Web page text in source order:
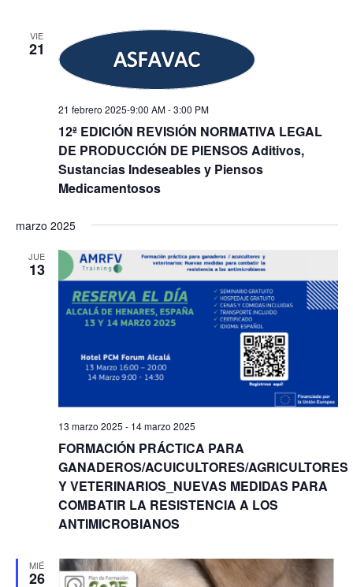
VIE
21
21 febrero 2025-9:00 AM-3:00 PM
12ª EDICIÓN REVISIÓN NORMATIVA LEGAL
DE PRODUCCIÓN DE PIENSOS Aditivos,
Sustancias Indeseables y Piensos
Medicamentosos
marzo 2025
JUE
13
13 marzo 2025 - 14 marzo 2025
FORMACIÓN PRÁCTICA PARA
GANADEROS/ACUICULTORES/AGRICULTORES
Y VETERINARIOS_NUEVAS MEDIDAS PARA
COMBATIR LA RESISTENCIA A LOS
ANTIMICROBIANOS
MIÉ
26